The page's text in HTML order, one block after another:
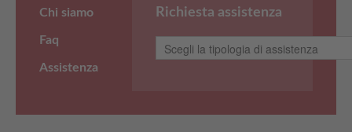
Chi siamo
Faq
Assistenza
Richiesta assistenza